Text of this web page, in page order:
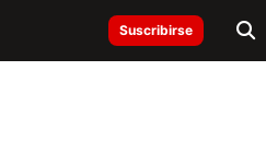
Suscribirse